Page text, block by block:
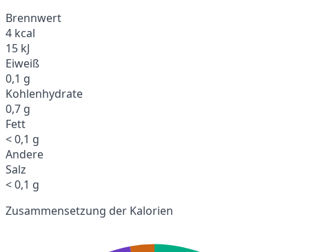
Brennwert
4 kcal
15 kJ
Eiweiß
0,1 g
Kohlenhydrate
0,7 g
Fett
< 0,1 g
Andere
Salz
< 0,1 g
Zusammensetzung der Kalorien